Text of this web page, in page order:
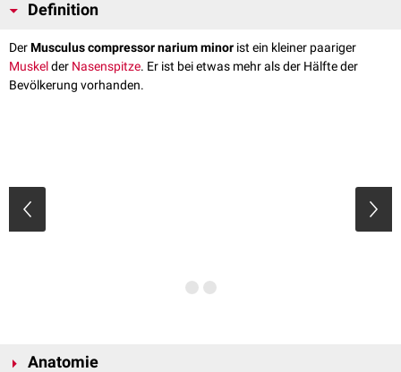
Definition
DerMusculus compressor narium minor ist ein kleiner paariger
Muskelder Nasenspitze. Er ist bei etwas mehr als der Hälfte der
Bevölkerung vorhanden.
Anatomie